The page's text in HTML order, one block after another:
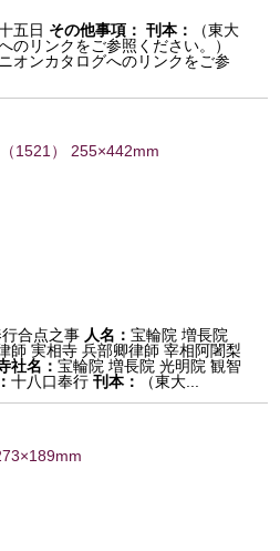
五日 その他事項： 刊本：
（東大
のリンクをご参照ください。）
オンカタログへのリンクをご参
（1521 ） 255×442mm
合点之事 人名：宝輪院 増長院
師 実相寺 兵部卿律師 宰相阿闍梨
社名：宝輪院 増長院 光明院 観智
十八口奉行刊本： （東大...